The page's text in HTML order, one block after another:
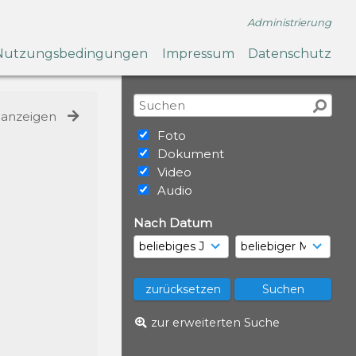
Administrierung
Impressum Datenschutz
Foto
Dokument
Video
Audio
Nach Datum
zur erweiterten Suche